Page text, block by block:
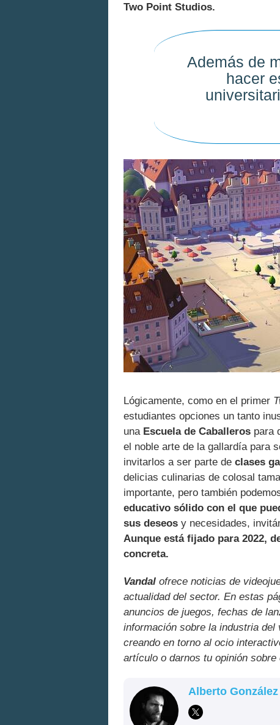
Two Point Studios.
Además de
hacer
Lógicamente, como en el primer
estudiantes opciones un tanto
una Escuela de Caballeros para
el noble arte de la gallardía para
invitarlos a ser parte de clases
delicias culinarias de colosal
importante, pero también
educativo sólido con el que
sus deseos y necesidades,
Aunque está fijado para 2022,
concreta.
Vandal ofrece noticias de
actualidad del sector. En estas
anuncios de juegos, fechas de
información sobre la industria
creando en torno al ocio
artículo o darnos tu opinión
Alberto González